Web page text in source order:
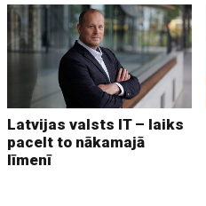
Latvijas valsts IT – laiks
pacelt to nākamajā
līmenī